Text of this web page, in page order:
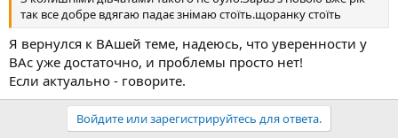
так все добре вдягаю падає знімаю стоїть.щоранку стоїть
Я вернулся к ВАшей теме, надеюсь, что уверенности у
ВАс уже достаточно, и проблемы просто нет!
Если актуально - говорите.
Войдите или зарегистрируйтесь для ответа.